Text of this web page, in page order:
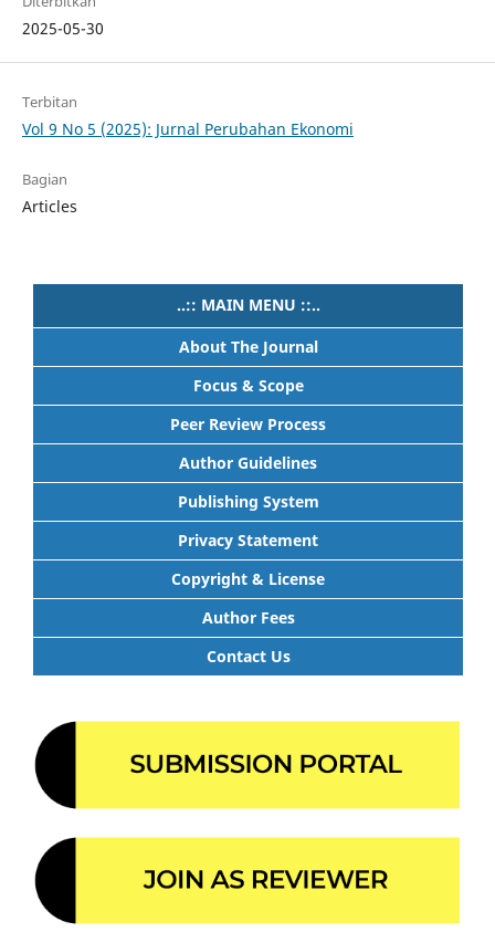
2025-05-30
Terbitan
Vol 9 No 5 (2025): Jurnal Perubahan Ekonomi
Bagian
Articles
..:: MAIN MENU ::..
About The Journal
Focus & Scope
Peer Review Process
Author Guidelines
Publishing System
Privacy Statement
Copyright & License
Author Fees
Contact Us